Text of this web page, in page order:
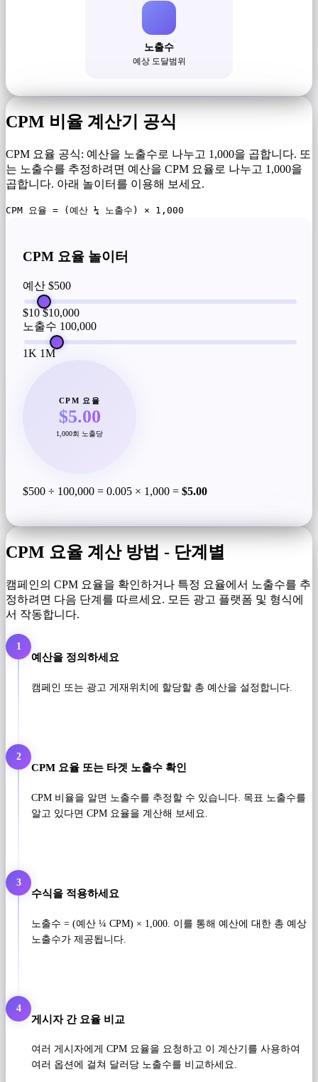
노출수
예상 도달범위
CPM 비율 계산기 공식
CPM 요율 공식: 예산을 노출수로 나누고 1,000을 곱합니다. 또
는 노출수를 추정하려면 예산을 CPM 요율로 나누고 1,000을
곱합니다. 아래 놀이터를 이용해 보세요.
CPM 요율 = (예산 ¼ 노출수) × 1,000
CPM 요율 놀이터
예산 $500
$10 $10,000
노출수 100,000
1K 1M
CPM 요율
$5.00
1,000회 노출당
$500 ÷ 100,000 = 0.005 × 1,000 = $5.00
CPM 요율 계산 방법 - 단계별
캠페인의 CPM 요율을 확인하거나 특정 요율에서 노출수를 추
정하려면 다음 단계를 따르세요. 모든 광고 플랫폼 및 형식에
서 작동합니다.
1
예산을 정의하세요
캠페인 또는 광고 게재위치에 할당할 총 예산을 설정합니다.
2
CPM 요율 또는 타겟 노출수 확인
CPM 비율을 알면 노출수를 추정할 수 있습니다. 목표 노출수를
알고 있다면 CPM 요율을 계산해 보세요.
3
수식을 적용하세요
노출수 = (예산 ¼ CPM) × 1,000. 이를 통해 예산에 대한 총 예상
노출수가 제공됩니다.
4
게시자 간 요율 비교
여러 게시자에게 CPM 요율을 요청하고 이 계산기를 사용하여
여러 옵션에 걸쳐 달러당 노출수를 비교하세요.